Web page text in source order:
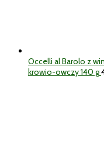
Occelli al Barolo z
krowio-owczy 140 g